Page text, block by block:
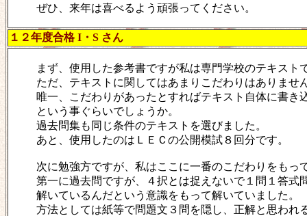
ぜひ、来年は喜べるよう頑張ってください。
１２年度合格 I・S さん
まず、使用した参考書ですが私は専門学校のテキスト
ただ、テキストに関してはあまりこだわりはありませ
唯一、こだわりがあったとすればテキスト自体に書き
という事ぐらいでしょうか。
過去問集も同じ条件のテキストを選びました。
あと、使用したのはＬＥＣの公開模試８回分です。
次に勉強方ですが、私はここに一番のこだわりをもっ
第一に過去問ですが、４択とは捉えないで１問１答式
解いているんだという意識をもって解いていました。
方法としては紙等で問題文３問を隠し、正解と思われ